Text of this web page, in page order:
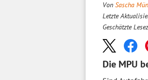
Von Sascha
Letzte
Geschätzte
Die MPU